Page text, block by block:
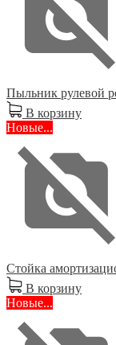
Пыльник рулевой
В корзину
Новые...
Стойка
В корзину
Новые...